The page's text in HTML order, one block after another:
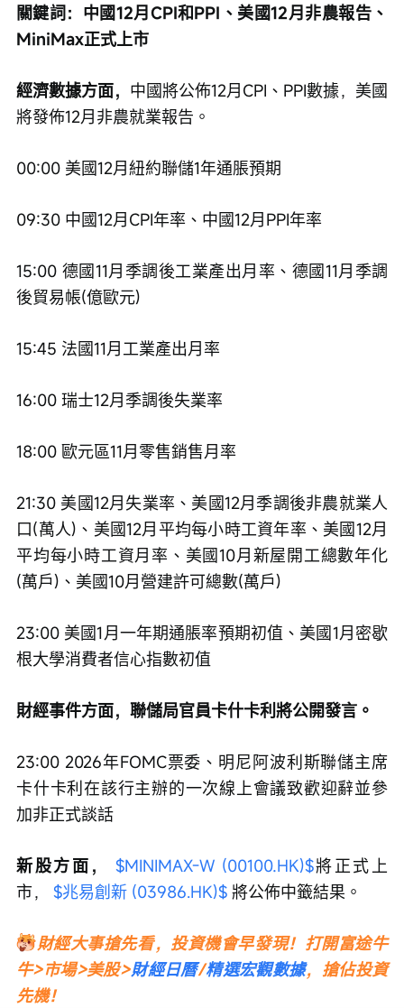
關鍵詞：中國12月CPI和PPI、美國12月非農報告、
MiniMax正式上市
經濟數據方面， 中國將公佈12月CPI、PPI數據，美國
將發佈12月非農就業報告。
00:00 美國12月紐約聯儲1年通脹預期
09:30 中國12月CPI年率、中國12月PPI年率
15:00 德國11月季調後工業產出月率、德國11月季調
後貿易帳(億歐元)
15:45 法國11月工業產出月率
16:00 瑞士12月季調後失業率
18:00 歐元區11月零售銷售月率
21:30 美國12月失業率、美國12月季調後非農就業人
口(萬人)、美國12月平均每小時工資年率、美國12月
平均每小時工資月率、美國10月新屋開工總數年化
(萬戶)、美國10月營建許可總數(萬戶)
23:00 美國1月一年期通脹率預期初值、美國1月密歇
根大學消費者信心指數初值
財經事件方面，聯儲局官員卡什卡利將公開發言。
23:00 2026年FOMC票委、明尼阿波利斯聯儲主席
卡什卡利在該行主辦的一次線上會議致歡迎辭並參
加非正式談話
新股方面， $MINIMAX-W (00100.HK)$將正式上
市， $兆易創新 (03986.HK)$ 將公佈中籤結果。
財經大事搶先看，投資機會早發現！打開富途牛
牛>市場>美股>財經日曆/精選宏觀數據，搶佔投資
先機！